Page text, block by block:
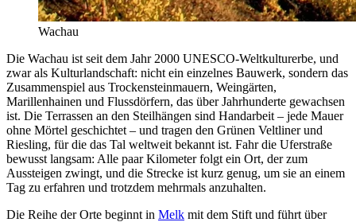
Wachau
Die Wachau ist seit dem Jahr 2000 UNESCO-Weltkulturerbe, und
zwar als Kulturlandschaft: nicht ein einzelnes Bauwerk, sondern das
Zusammenspiel aus Trockensteinmauern, Weingärten,
Marillenhainen und Flussdörfern, das über Jahrhunderte gewachsen
ist. Die Terrassen an den Steilhängen sind Handarbeit – jede Mauer
ohne Mörtel geschichtet – und tragen den Grünen Veltliner und
Riesling, für die das Tal weltweit bekannt ist. Fahr die Uferstraße
bewusst langsam: Alle paar Kilometer folgt ein Ort, der zum
Aussteigen zwingt, und die Strecke ist kurz genug, um sie an einem
Tag zu erfahren und trotzdem mehrmals anzuhalten.
Die Reihe der Orte beginnt in Melk mit dem Stift und führt über